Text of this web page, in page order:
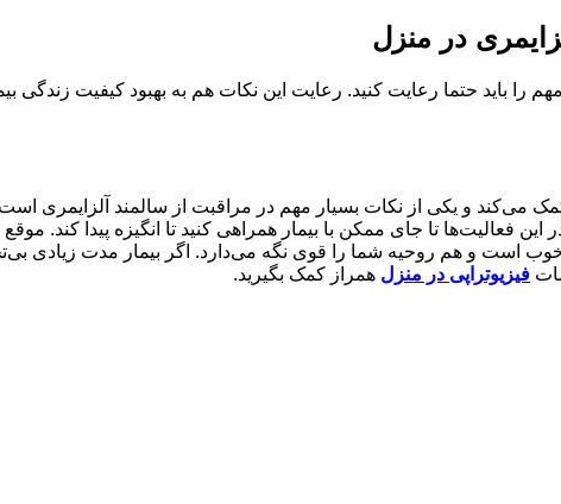
در منزل
را باید حتما رعایت کنید. رعایت این نکات هم به بهبود کیفیت
و یکی از نکات بسیار مهم در مراقبت از سالمند آلزایمری
فعالیت‌ها تا جای ممکن با بیمار همراهی کنید تا انگیزه پیدا کند.
خوب است و هم روحیه شما را قوی نگه می‌دارد. اگر بیمار مدت
فیزیوتراپی در منزل همراز کمک بگیرید.